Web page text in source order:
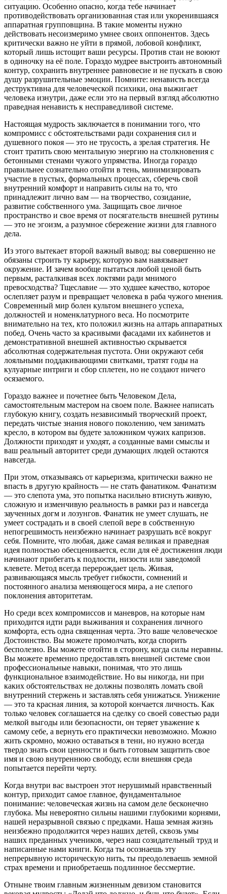
ситуацию. Особенно опасно, когда тебе начинает
противодействовать организованная стая или укоренившаяся
аппаратная групповщина. В такие моменты нужно
действовать несоизмеримо умнее своих оппонентов. Здесь
критически важно не уйти в прямой, лобовой конфликт,
который лишь истощит ваши ресурсы. Против стаи не воюют
в одиночку на её поле. Гораздо мудрее выстроить автономный
контур, сохранить внутреннее равновесие и не пускать в свою
душу разрушительные эмоции. Помните: ненависть всегда
деструктивна для человеческой психики, она выжигает
человека изнутри, даже если это на первый взгляд абсолютно
праведная ненависть к несправедливой системе.
Настоящая мудрость заключается в понимании того, что
компромисс с обстоятельствами ради сохранения сил и
душевного покоя — это не трусость, а зрелая стратегия. Не
стоит тратить свою ментальную энергию на столкновения с
бетонными стенами чужого упрямства. Иногда гораздо
правильнее сознательно отойти в тень, минимизировать
участие в пустых, формальных процессах, сберечь свой
внутренний комфорт и направить силы на то, что
принадлежит лично вам — на творчество, созидание,
развитие собственного ума. Защищать свое личное
пространство и свое время от посягательств внешней рутины
— это не эгоизм, а разумное сбережение жизни для главного
дела.
Из этого вытекает второй важный вывод: вы совершенно не
обязаны строить ту карьеру, которую вам навязывает
окружение. И зачем вообще пытаться любой ценой быть
первым, расталкивая всех локтями ради мнимого
превосходства? Тщеславие — это худшее качество, которое
ослепляет разум и превращает человека в раба чужого мнения.
Современный мир болен культом внешнего успеха,
должностей и номенклатурного веса. Но посмотрите
внимательно на тех, кто положил жизнь на алтарь аппаратных
побед. Очень часто за красивыми фасадами их кабинетов и
демонстративной внешней активностью скрывается
абсолютная содержательная пустота. Они окружают себя
лояльными поддакивающими свитками, тратят годы на
кулуарные интриги и сбор сплетен, но не создают ничего
осязаемого.
Гораздо важнее и почетнее быть Человеком Дела,
самостоятельным мастером на своем поле. Важнее написать
глубокую книгу, создать независимый творческий проект,
передать чистые знания нового поколению, чем занимать
кресло, в котором вы будете заложником чужих капризов.
Должности приходят и уходят, а созданные вами смыслы и
ваш реальный авторитет среди думающих людей остаются
навсегда.
При этом, отказываясь от карьеризма, критически важно не
впасть в другую крайность — не стать фанатиком. Фанатизм
— это слепота ума, это попытка насильно втиснуть живую,
сложную и изменчивую реальность в рамки раз и навсегда
заученных догм и лозунгов. Фанатик не умеет слушать, не
умеет сострадать и в своей слепой вере в собственную
непогрешимость неизбежно начинает разрушать всё вокруг
себя. Помните, что любая, даже самая великая и праведная
идея полностью обесценивается, если для её достижения люди
начинают прибегать к подлости, низости или заведомой
клевете. Метод всегда перерождает цель. Живая,
развивающаяся мысль требует гибкости, сомнений и
постоянного анализа меняющегося мира, а не слепого
поклонения авторитетам.
Но среди всех компромиссов и маневров, на которые нам
приходится идти ради выживания и сохранения личного
комфорта, есть одна священная черта. Это ваше человеческое
Достоинство. Вы можете промолчать, когда спорить
бесполезно. Вы можете отойти в сторону, когда силы неравны.
Вы можете временно предоставлять внешней системе свои
профессиональные навыки, понимая, что это лишь
функциональное взаимодействие. Но вы никогда, ни при
каких обстоятельствах не должны позволять ломать свой
внутренний стержень и заставлять себя унижаться. Унижение
— это та красная линия, за которой кончается личность. Как
только человек соглашается на сделку со своей совестью ради
мелкой выгоды или безопасности, он теряет уважение к
самому себе, а вернуть его практически невозможно. Можно
жить скромно, можно оставаться в тени, но нужно всегда
твердо знать свои ценности и быть готовым защитить свое
имя и свою внутреннюю свободу, если внешняя среда
попытается перейти черту.
Когда внутри вас выстроен этот нерушимый нравственный
контур, приходит самое главное, фундаментальное
понимание: человеческая жизнь на самом деле бесконечно
глубока. Мы невероятно сильны нашими глубокими корнями,
нашей неразрывной связью с предками. Наша земная жизнь
неизбежно продолжится через наших детей, сквозь умы
наших преданных учеников, через наш созидательный труд и
написанные нами книги. Когда ты осознаешь эту
непрерывную историческую нить, ты преодолеваешь земной
страх времени и приобретаешь подлинное бессмертие.
Отныне твоим главным жизненным девизом становится